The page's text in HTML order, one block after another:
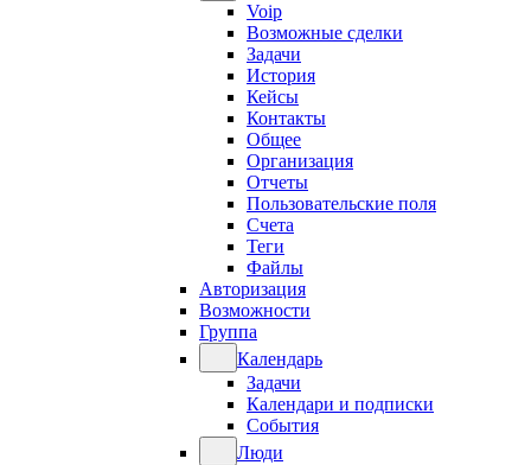
Voip
Возможные сделки
Задачи
История
Кейсы
Контакты
Общее
Организация
Отчеты
Пользовательские поля
Счета
Теги
Файлы
Авторизация
Возможности
Группа
Календарь
Задачи
Календари и подписки
События
Люди